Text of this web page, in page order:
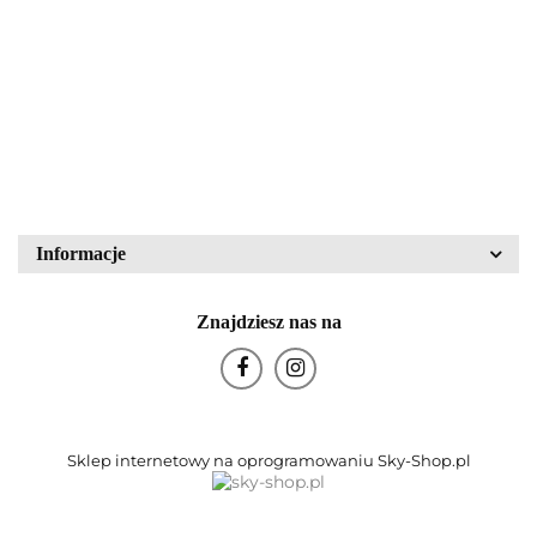
Bohemia Glas
Informacje
Znajdziesz nas na
Sklep internetowy na oprogramowaniu Sky-Shop.pl